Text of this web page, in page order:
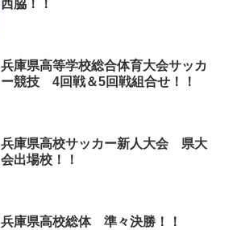
西脇！！
兵庫県高等学校総合体育大会サッカ
ー競技 4回戦＆5回戦組合せ！！
兵庫県高校サッカー新人大会 県大
会出場校！！
兵庫県高校総体 準々決勝！！